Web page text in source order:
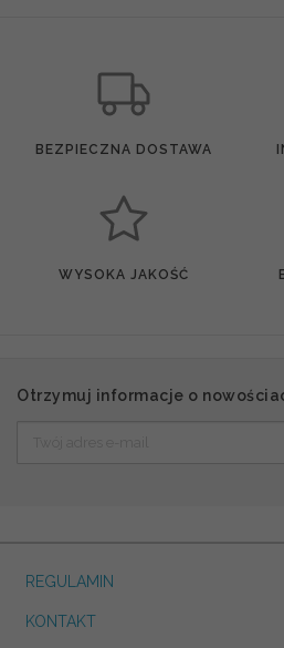
BEZPIECZNA DOSTAWA
WYSOKA JAKOŚĆ
Otrzymuj informacje o
REGULAMIN
KONTAKT